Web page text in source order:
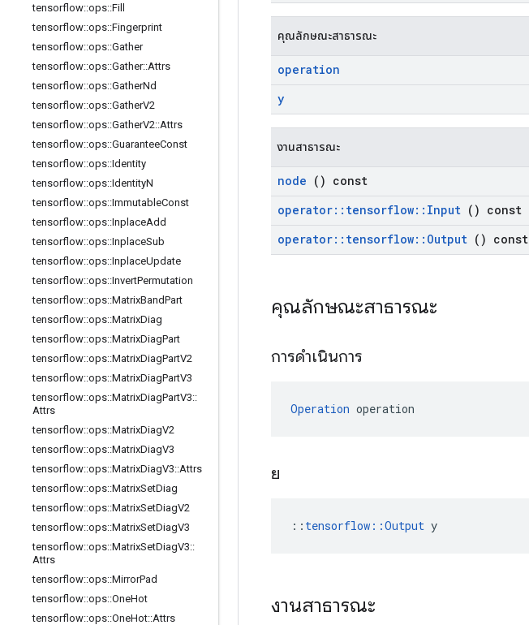
tensorflow::ops::Fill
tensorflow::ops::Fingerprint
tensorflow::ops::Gather
tensorflow::ops::Gather::Attrs
tensorflow::ops::GatherNd
tensorflow::ops::GatherV2
tensorflow::ops::GatherV2::Attrs
tensorflow::ops::GuaranteeConst
tensorflow::ops::Identity
tensorflow::ops::IdentityN
tensorflow::ops::ImmutableConst
tensorflow::ops::InplaceAdd
tensorflow::ops::InplaceSub
tensorflow::ops::InplaceUpdate
tensorflow::ops::InvertPermutation
tensorflow::ops::MatrixBandPart
tensorflow::ops::MatrixDiag
tensorflow::ops::MatrixDiagPart
tensorflow::ops::MatrixDiagPartV2
tensorflow::ops::MatrixDiagPartV3
tensorflow::ops::MatrixDiagPartV3::
Attrs
tensorflow::ops::MatrixDiagV2
tensorflow::ops::MatrixDiagV3
tensorflow::ops::MatrixDiagV3::Attrs
tensorflow::ops::MatrixSetDiag
tensorflow::ops::MatrixSetDiagV2
tensorflow::ops::MatrixSetDiagV3
tensorflow::ops::MatrixSetDiagV3::
Attrs
tensorflow::ops::MirrorPad
tensorflow::ops::OneHot
tensorflow::ops::OneHot::Attrs
คุณลักษณะสาธารณะ
operation
y
งานสาธารณะ
node () const
operator:: tensorflow:: Input () const
operator:: tensorflow:: Output () const
คุณลักษณะสาธารณะ
การดำเนินการ
Operation operation
ย
:: tensorflow::Output y
งานสาธารณะ